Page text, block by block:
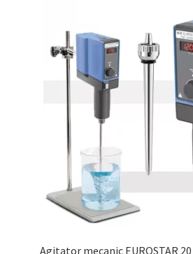
Agitator mecanic EUROSTAR